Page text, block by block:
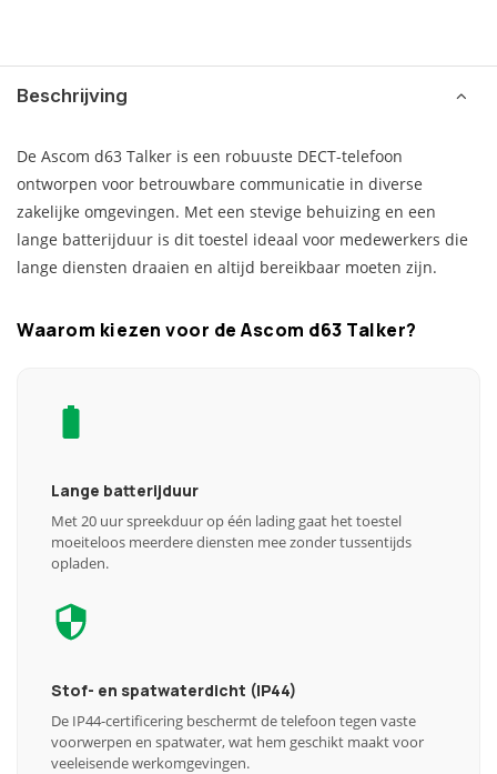
Beschrijving
De Ascom d63 Talker is een robuuste DECT-telefoon
ontworpen voor betrouwbare communicatie in diverse
zakelijke omgevingen. Met een stevige behuizing en een
lange batterijduur is dit toestel ideaal voor medewerkers die
lange diensten draaien en altijd bereikbaar moeten zijn.
Waarom kiezen voor de Ascom d63 Talker?
Lange batterijduur
Met 20 uur spreekduur op één lading gaat het toestel
moeiteloos meerdere diensten mee zonder tussentijds
opladen.
Stof- en spatwaterdicht (IP44)
De IP44-certificering beschermt de telefoon tegen vaste
voorwerpen en spatwater, wat hem geschikt maakt voor
veeleisende werkomgevingen.